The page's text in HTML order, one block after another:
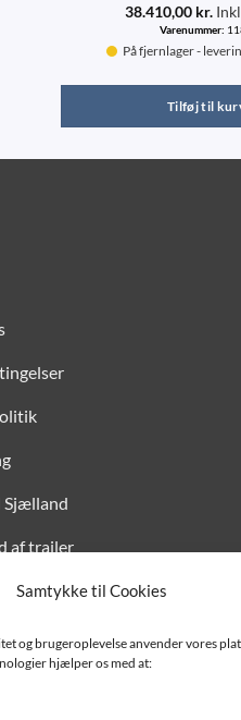
Samtykke til Cookies
og brugeroplevelse anvender vores
hjælper os med at:
38.410,00 kr.
Varenummer:
På fjernlager -
Tilføj til
Sjælland
af trailer
og FAQ